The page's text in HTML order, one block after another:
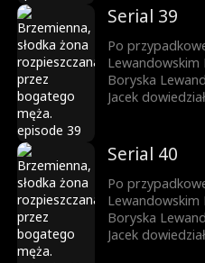
się do Jacka, a
uczucie.
ojca, a Ewa –
i rozpoczęła
Serial 39
Po
Lewandowskim
Boryska
Jacek
się do Jacka, a
uczucie.
ojca, a Ewa –
i rozpoczęła
Serial 40
Po
Lewandowskim
Boryska
Jacek